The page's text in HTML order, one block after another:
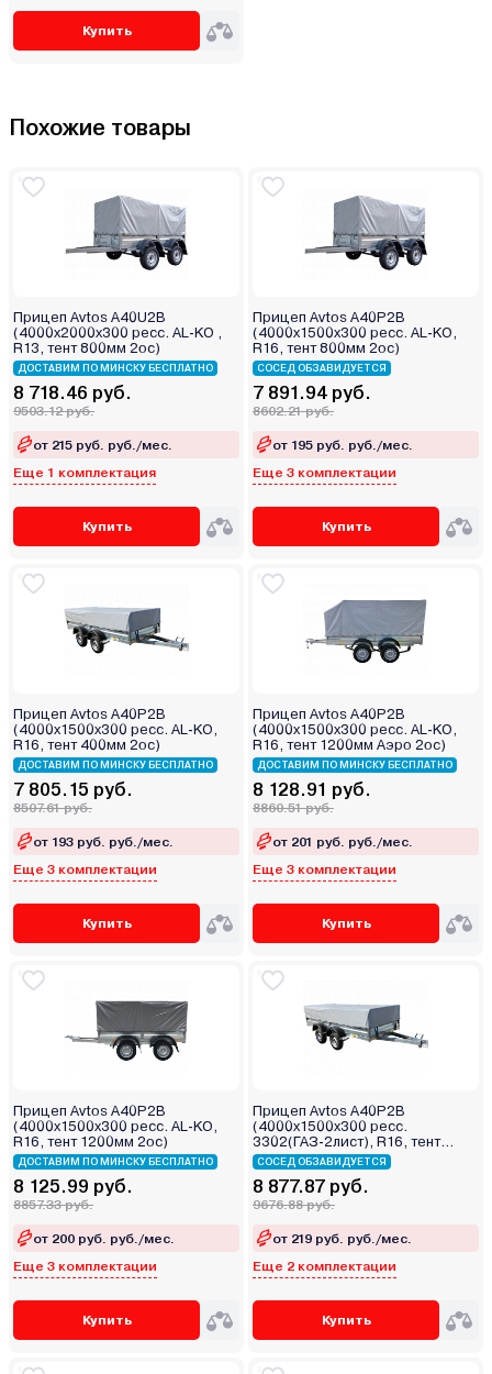
Купить
Похожие товары
Прицеп Avtos A40U2B
(4000х2000х300 ресс. AL-KO ,
R13, тент 800мм 2ос)
ДОСТАВИМ ПО МИНСКУ БЕСПЛАТНО
8 718.46 руб.
9503.12 руб.
от 215 руб. руб./мес.
Еще 1 комплектация
Купить
Прицеп Avtos A40P2B
(4000х1500х300 ресс. AL-KO,
R16, тент 800мм 2ос)
СОСЕД ОБЗАВИДУЕТСЯ
7 891.94 руб.
8602.21 руб.
от 195 руб. руб./мес.
Еще 3 комплектации
Купить
Прицеп Avtos A40P2B
(4000х1500х300 ресс. AL-KO,
R16, тент 400мм 2ос)
ДОСТАВИМ ПО МИНСКУ БЕСПЛАТНО
7 805.15 руб.
8507.61 руб.
от 193 руб. руб./мес.
Еще 3 комплектации
Купить
Прицеп Avtos A40P2B
(4000х1500х300 ресс. AL-KO,
R16, тент 1200мм Аэро 2ос)
ДОСТАВИМ ПО МИНСКУ БЕСПЛАТНО
8 128.91 руб.
8860.51 руб.
от 201 руб. руб./мес.
Еще 3 комплектации
Купить
Прицеп Avtos A40P2B
(4000х1500х300 ресс. AL-KO,
R16, тент 1200мм 2ос)
ДОСТАВИМ ПО МИНСКУ БЕСПЛАТНО
8 125.99 руб.
8857.33 руб.
от 200 руб. руб./мес.
Еще 3 комплектации
Купить
Прицеп Avtos A40P2B
(4000х1500х300 ресс.
3302(ГАЗ-2лист), R16, тент
400мм 2ос)
СОСЕД ОБЗАВИДУЕТСЯ
8 877.87 руб.
9676.88 руб.
от 219 руб. руб./мес.
Еще 2 комплектации
Купить